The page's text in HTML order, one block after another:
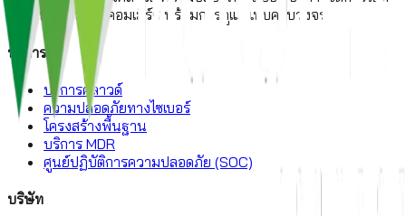
และแพลตฟอร์มอีคอมเมิร์ซ พร้อมการดูแลแบบครบวงจร
บริการ
บริการคลาวด์
ความปลอดภัยทางไซเบอร์
โครงสร้างพื้นฐาน
บริการ MDR
ศูนย์ปฏิบัติการความปลอดภัย (SOC)
บริษัท